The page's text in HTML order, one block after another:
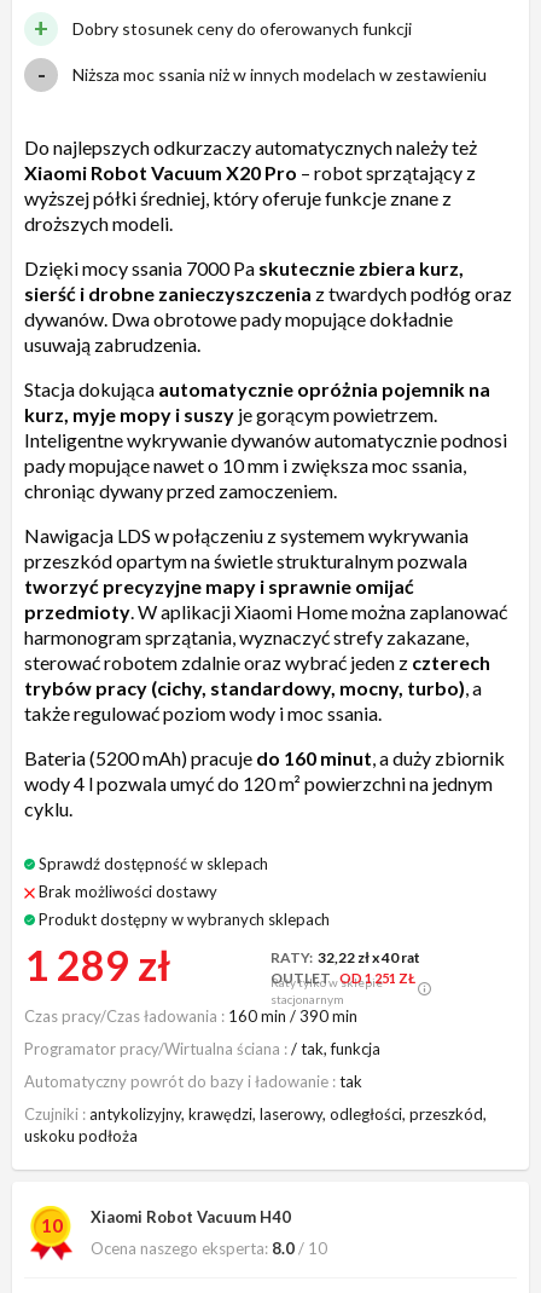
Dobry stosunek ceny do oferowanych funkcji
Niższa moc ssania niż w innych modelach w zestawieniu
Do najlepszych odkurzaczy automatycznych należy też
Xiaomi Robot Vacuum X20 Pro – robot sprzątający z
wyższej półki średniej, który oferuje funkcje znane z
droższych modeli.
Dzięki mocy ssania 7000 Pa skutecznie zbiera kurz,
sierść i drobne zanieczyszczenia z twardych podłóg oraz
dywanów. Dwa obrotowe pady mopujące dokładnie
usuwają zabrudzenia.
Stacja dokująca automatycznie opróżnia pojemnik na
kurz, myje mopy i suszy je gorącym powietrzem.
Inteligentne wykrywanie dywanów automatycznie podnosi
pady mopujące nawet o 10 mm i zwiększa moc ssania,
chroniąc dywany przed zamoczeniem.
Nawigacja LDS w połączeniu z systemem wykrywania
przeszkód opartym na świetle strukturalnym pozwala
tworzyć precyzyjne mapy i sprawnie omijać
przedmioty. W aplikacji Xiaomi Home można zaplanować
harmonogram sprzątania, wyznaczyć strefy zakazane,
sterować robotem zdalnie oraz wybrać jeden z czterech
trybów pracy (cichy, standardowy, mocny, turbo), a
także regulować poziom wody i moc ssania.
Bateria (5200 mAh) pracuje do 160 minut, a duży zbiornik
wody 4 l pozwala umyć do 120 m² powierzchni na jednym
cyklu.
Sprawdź dostępność w sklepach
Brak możliwości dostawy
Produkt dostępny w wybranych sklepach
1 289 zł RATY: 32,22 złx 40 rat
Raty tylko w sklepie
stacjonarnym
OUTLET OD 1 251 ZŁ
Czas pracy/Czas ładowania
160 min / 390 min
Programator pracy/Wirtualna ściana
/ tak, funkcja
Automatyczny powrót do bazy i ładowanie tak
Czujniki antykolizyjny, krawędzi, laserowy, odległości, przeszkód,
uskoku podłoża
10
Xiaomi Robot Vacuum H40
Ocena naszego eksperta: 8.0/ 10